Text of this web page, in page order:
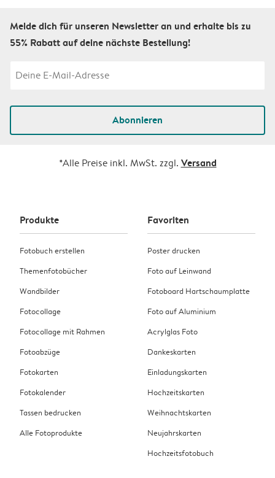
Melde dich für unseren Newsletter an und erhalte bis zu
55% Rabatt auf deine nächste Bestellung!
Abonnieren
*Alle Preise inkl. MwSt. zzgl. Versand
Produkte
Fotobuch erstellen
Themenfotobücher
Wandbilder
Fotocollage
Fotocollage mit Rahmen
Fotoabzüge
Fotokarten
Fotokalender
Tassen bedrucken
Alle Fotoprodukte
Favoriten
Poster drucken
Foto auf Leinwand
Fotoboard Hartschaumplatte
Foto auf Aluminium
Acrylglas Foto
Dankeskarten
Einladungskarten
Hochzeitskarten
Weihnachtskarten
Neujahrskarten
Hochzeitsfotobuch